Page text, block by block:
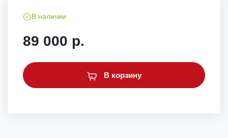
В наличии
89 000 р.
В корзину